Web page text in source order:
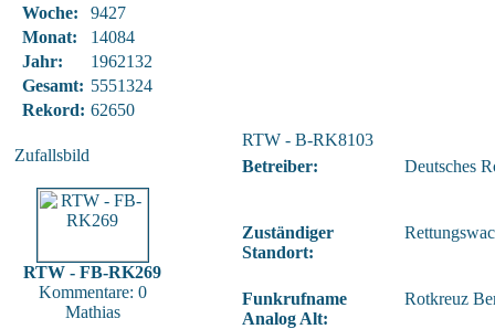
Woche:
9427
Monat:
14084
Jahr:
1962132
Gesamt: 5551324
Rekord: 62650
Zufallsbild
RTW - FB-RK269
Kommentare: 0
Mathias
RTW - B-RK8103
Betreiber:
Deutsches
Zuständiger
Standort:
Funkrufname
Analog Alt:
Rotkreuz